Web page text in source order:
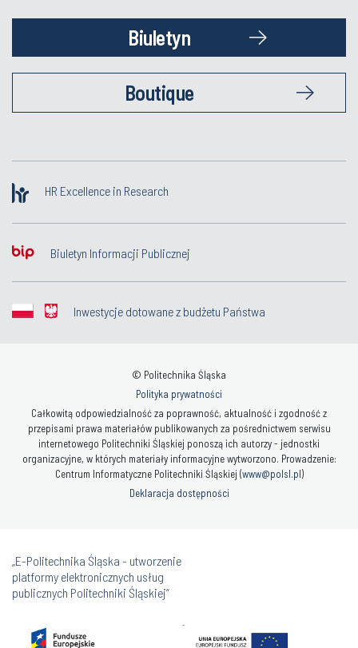
Biuletyn
Boutique
HR Excellence in Research
Biuletyn Informacji Publicznej
Inwestycje dotowane z budżetu Państwa
© Politechnika Śląska
Polityka prywatności
Całkowitą odpowiedzialność za poprawność, aktualność i zgodność z
przepisami prawa materiałów publikowanych za pośrednictwem serwisu
internetowego Politechniki Śląskiej ponoszą ich autorzy - jednostki
organizacyjne, w których materiały informacyjne wytworzono. Prowadzenie:
Centrum Informatyczne Politechniki Śląskiej (www@polsl.pl)
Deklaracja dostępności
„E-Politechnika Śląska - utworzenie
platformy elektronicznych usług
publicznych Politechniki Śląskiej”